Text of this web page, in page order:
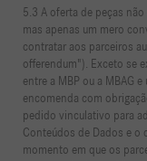
5.3 A oferta de peças
mas apenas um mero
contratar aos parceiros
offerendum"). Exceto se
entre a MBP ou a MBAG
encomenda com
pedido vinculativo para
Conteúdos de Dados e
momento em que os